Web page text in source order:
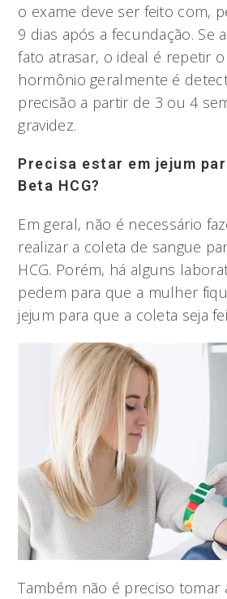
o exame deve ser feito com,
9 dias após a fecundação. Se
fato atrasar, o ideal é repetir
hormônio geralmente é
precisão a partir de 3 ou 4
gravidez.
Precisa estar em jejum
Beta HCG?
Em geral, não é necessário
realizar a coleta de sangue
HCG. Porém, há alguns
pedem para que a mulher
jejum para que a coleta seja
Também não é preciso tomar